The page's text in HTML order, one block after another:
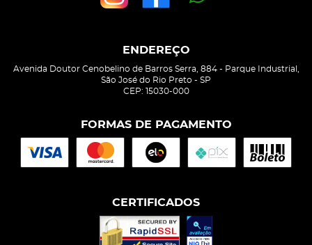
ENDEREÇO
Avenida Doutor Cenobelino de Barros Serra, 884- Parque Industrial,
São José do Rio Preto - SP
CEP: 15030-000
FORMAS DE PAGAMENTO
CERTIFICADOS